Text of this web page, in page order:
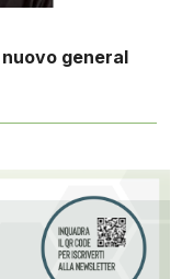
general